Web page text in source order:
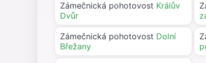
Zámečnická pohotovost Králův
Dvůr
Zámečnická pohotovost Dolní
Břežany